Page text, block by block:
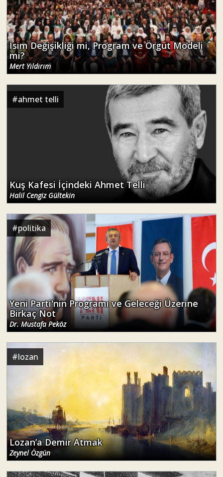
İsim Değişikliği mi, Program ve Örgüt Modeli
mi?
Mert Yıldırım
#ahmet telli
Kuş Kafesi İçindeki Ahmet Telli
Halil Cengiz Gültekin
#politika
Yeni Parti'nin Programı ve Geleceği Üzerine
Birkaç Not
Dr. Mustafa Peköz
#lozan
Lozan’a Demir Atmak
Zeynel Özgün